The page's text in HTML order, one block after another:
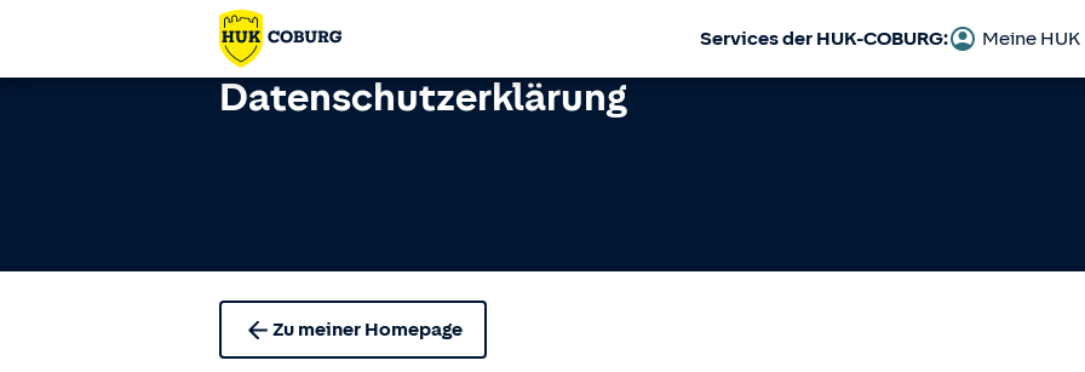
Services der HUK-COBURG: Meine HUK
Datenschutzerklärung
Zu meiner Homepage